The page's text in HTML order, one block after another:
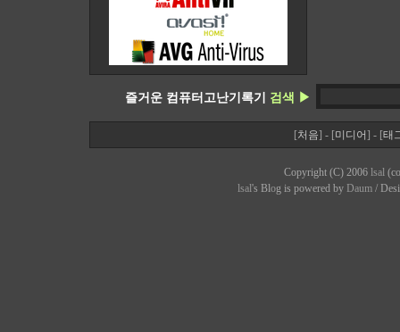
즐거운 컴퓨터고난기록기 검색 ▶
[처음] - [미디어] - [태
Copyright (C) 2006 lsal
lsal's Blog is powered by Daum/